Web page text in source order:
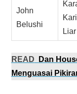
John
Belushi
Liar
READ
Dan
Menguasai